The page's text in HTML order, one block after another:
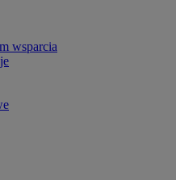
wsparcia